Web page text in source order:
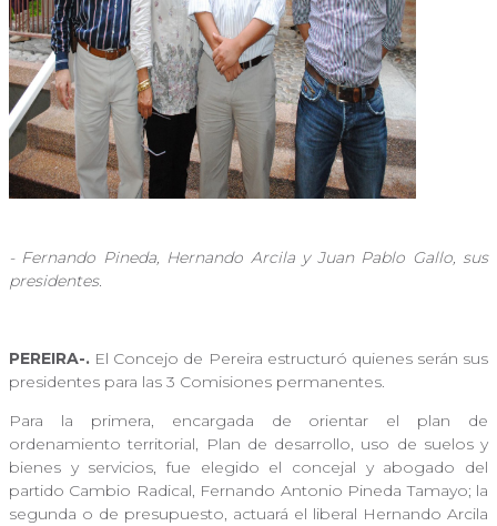
- Fernando Pineda, Hernando Arcila y Juan Pablo Gallo, sus
presidentes.
PEREIRA-. El Concejo de Pereira estructuró quienes serán sus
presidentes para las 3 Comisiones permanentes.
Para la primera, encargada de orientar el plan de
ordenamiento territorial, Plan de desarrollo, uso de suelos y
bienes y servicios, fue elegido el concejal y abogado del
partido Cambio Radical, Fernando Antonio Pineda Tamayo; la
segunda o de presupuesto, actuará el liberal Hernando Arcila